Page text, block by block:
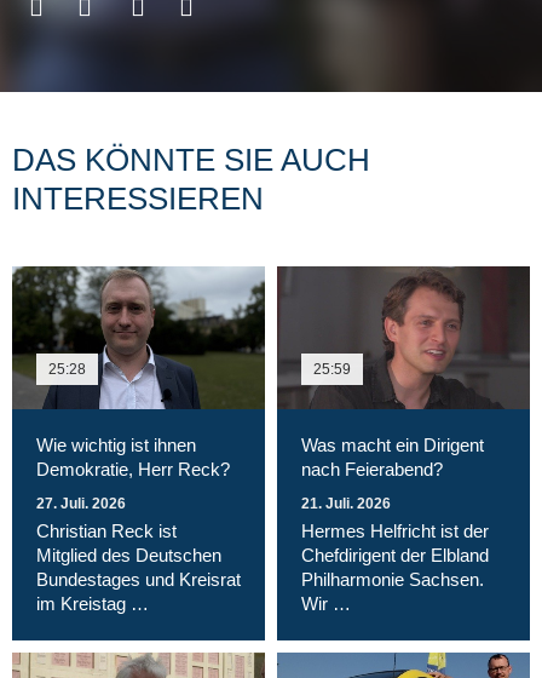
DAS KÖNNTE SIE AUCH
INTERESSIEREN
25:28
Wie wichtig ist ihnen
Demokratie, Herr Reck?
27. Juli. 2026
Christian Reck ist
Mitglied des Deutschen
Bundestages und Kreisrat
im Kreistag …
25:59
Was macht ein Dirigent
nach Feierabend?
21. Juli. 2026
Hermes Helfricht ist der
Chefdirigent der Elbland
Philharmonie Sachsen.
Wir …